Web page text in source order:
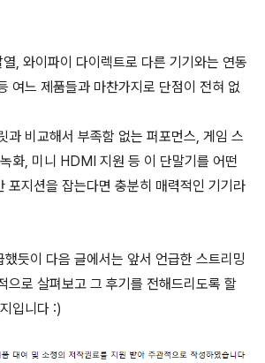
, 와이파이 다이렉트로 다른 기기와는 연동
여느 제품들과 마찬가지로 단점이 전혀 없
과 비교해서 부족함 없는 퍼포먼스, 게임 스
화, 미니 HDMI 지원 등 이 단말기를 어떤
포지션을 잡는다면 충분히 매력적인 기기라
듯이 다음 글에서는 앞서 언급한 스트리밍
으로 살펴보고 그 후기를 전해드리도록 할
입니다 :)